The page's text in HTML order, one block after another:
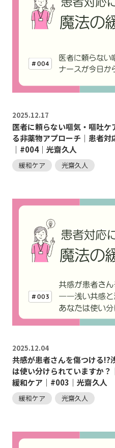
2025.12.17
医者に頼らない嘔気・嘔吐
る非薬物アプローチ｜患者
｜#004｜光齋久人
緩和ケア 光齋久人
2025.12.04
共感が患者さんを傷つける
は使い分けられていますか
緩和ケア｜#003｜光齋久人
緩和ケア 光齋久人